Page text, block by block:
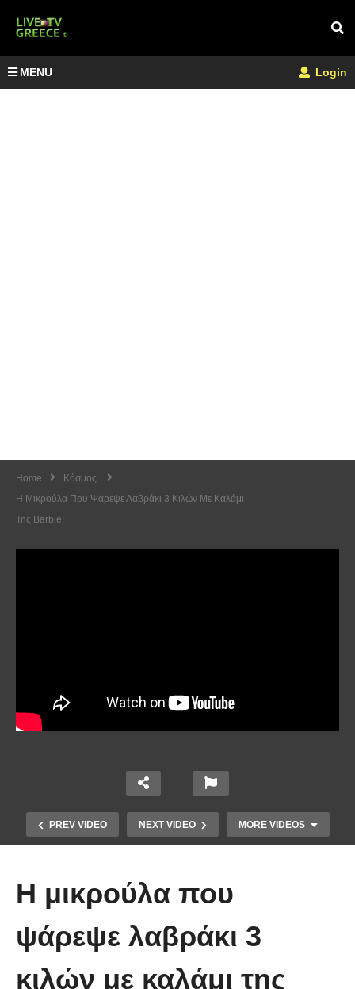
MENU Login
Home
Κόσμος
H Μικρούλα Που Ψάρεψε Λαβράκι 3 Κιλών Με Καλάμι
Της Barbie!
PREV VIDEO NEXT VIDEO MORE VIDEOS
Οι 5 Γιατροί Κρύφτηκαν πίσω από
H μικρούλα που
ψάρεψε λαβράκι 3
κιλών με καλάμι της